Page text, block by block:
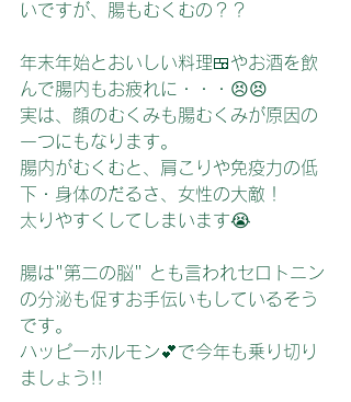
いですが、腸もむくむの？？
年末年始とおいしい料理🍱やお酒を飲
んで腸内もお疲れに・・・😣😣
実は、顔のむくみも腸むくみが原因の
一つにもなります。
腸内がむくむと、肩こりや免疫力の低
下・身体のだるさ、女性の大敵！
太りやすくしてしまいます😭
腸は"第二の脳" とも言われセロトニン
の分泌も促すお手伝いもしているそう
です。
ハッピーホルモン💕で今年も乗り切り
ましょう!!